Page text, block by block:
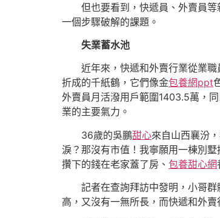
但也要看到，快遞員、外賣員
一個步驟破解的課題。
失業蓄水池
近年來，快遞和外賣行業從業
折成的千紙鶴，它們像金包養網ppt
外賣員月活潑用戶範圍1403.5萬，
業的主要氣力。
36歲的吳鵬甜心來自山西襄汾
淚？那沒有市值！我寧願用一棟別
攢下的錢在老家蓋了房、 包養甜心網
記者在查詢拜訪中發明，小哥
高，又沒有一無所長，而快遞和外